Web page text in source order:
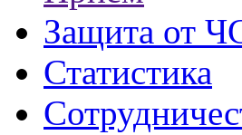
Защита от
Статистика